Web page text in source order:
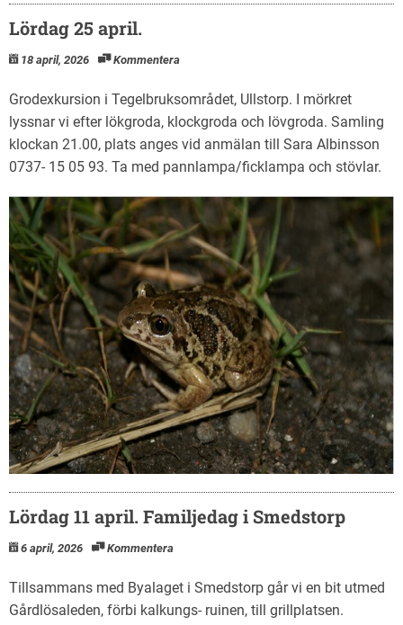
Lördag 25 april.
18 april, 2026 Kommentera
Grodexkursion i Tegelbruksområdet, Ullstorp. I mörkret
lyssnar vi efter lökgroda, klockgroda och lövgroda. Samling
klockan 21.00, plats anges vid anmälan till Sara Albinsson
0737- 15 05 93. Ta med pannlampa/ficklampa och stövlar.
Lördag 11 april. Familjedag i Smedstorp
6 april, 2026 Kommentera
Tillsammans med Byalaget i Smedstorp går vi en bit utmed
Gårdlösaleden, förbi kalkungs- ruinen, till grillplatsen.